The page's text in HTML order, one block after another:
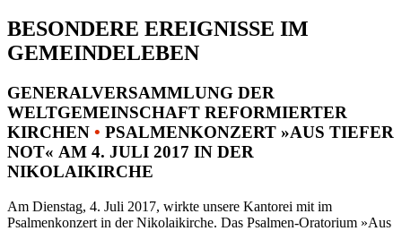
BESONDERE EREIGNISSE IM
GEMEINDELEBEN
GENERALVERSAMMLUNG DER
WELTGEMEINSCHAFT REFORMIERTER
KIRCHEN • PSALMENKONZERT »AUS TIEFER
NOT« AM 4. JULI 2017 IN DER
NIKOLAIKIRCHE
Am Dienstag, 4. Juli 2017, wirkte unsere Kantorei mit im
Psalmenkonzert in der Nikolaikirche. Das Psalmen-Oratorium »Aus